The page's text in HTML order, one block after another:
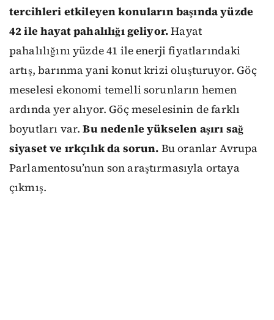
tercihleri etkileyen konuların başında yüzde
42 ile hayat pahalılığı geliyor.Hayat
pahalılığını yüzde 41 ile enerji fiyatlarındaki
artış, barınma yani konut krizi oluşturuyor. Göç
meselesi ekonomi temelli sorunların hemen
ardında yer alıyor. Göç meselesinin de farklı
boyutları var.Bu nedenle yükselen aşırı sağ
siyaset ve ırkçılık da sorun. Bu oranlar Avrupa
Parlamentosu’nun son araştırmasıyla ortaya
çıkmış.